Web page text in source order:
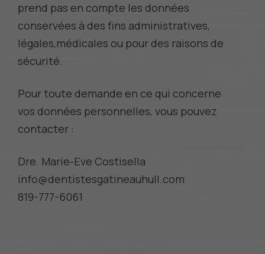
prend pas en compte les données
conservées à des fins administratives,
légales,médicales ou pour des raisons de
sécurité.
Pour toute demande en ce qui concerne
vos données personnelles, vous pouvez
contacter :
Dre. Marie-Eve Costisella
info@dentistesgatineauhull.com
819-777-6061